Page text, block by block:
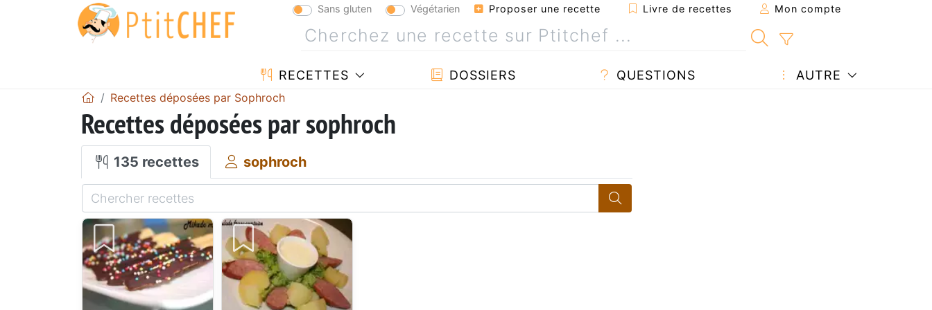
Sans gluten Végétarien Proposer une recette Livre de recettes Mon compte
RECETTES DOSSIERS QUESTIONS AUTRE
Recettes déposées par Sophroch
Recettes déposées par sophroch
135 recettes sophroch